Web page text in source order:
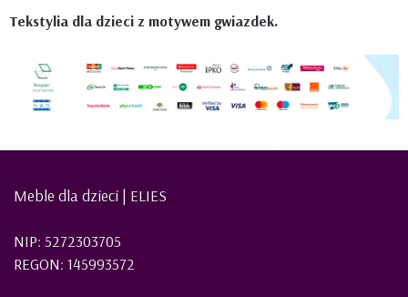
Tekstylia dla dzieci z motywem gwiazdek.
Meble dla dzieci | ELIES
NIP: 5272303705
REGON: 145993572